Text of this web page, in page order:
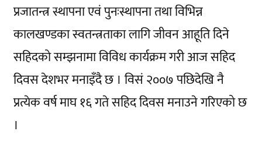
प्रजातन्त्र स्थापना एवं पुनःस्थापना तथा विभिन्न
कालखण्डका स्वतन्त्रताका लागि जीवन आहूति दिने
सहिदको सम्झनामा विविध कार्यक्रम गरी आज सहिद
दिवस देशभर मनाइँदै छ । विसं २००७ पछिदेखि नै
प्रत्येक वर्ष माघ १६ गते सहिद दिवस मनाउने गरिएको छ
।